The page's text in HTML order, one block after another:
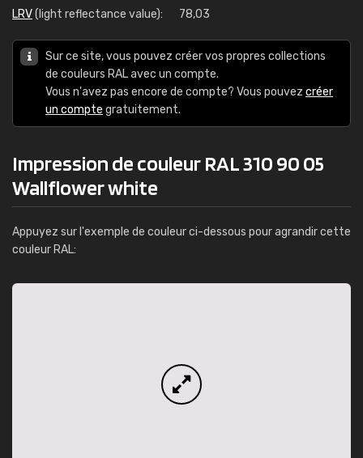
LRV(light reflectance value): 78,03
Sur ce site, vous pouvez créer vos propres collections
de couleurs RAL avec un compte.
Vous n'avez pas encore de compte? Vous pouvez créer
un compte gratuitement.
Impression de couleur RAL 310 90 05
Wallflower white
Appuyez sur l'exemple de couleur ci-dessous pour agrandir cette
couleur RAL: